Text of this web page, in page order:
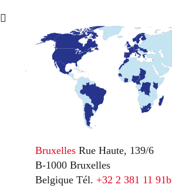
Bruxelles Rue Haute, 139/6
B-1000 Bruxelles
Belgique Tél. +32 2 381 11 91